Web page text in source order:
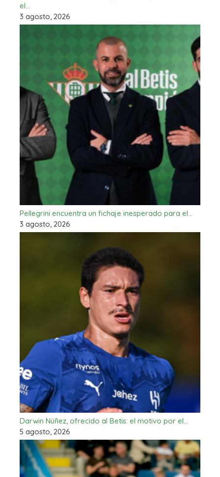
el…
3 agosto, 2026
Pellegrini encuentra un fichaje inesperado para el…
3 agosto, 2026
Darwin Núñez, ofrecido al Betis: el motivo por el…
5 agosto, 2026